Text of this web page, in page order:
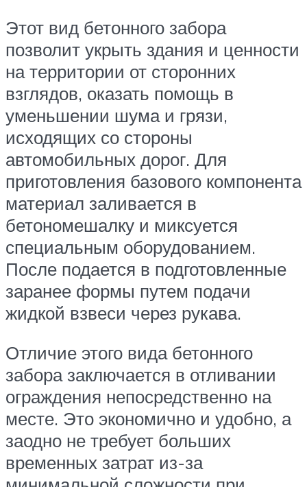
Этот вид бетонного забора
позволит укрыть здания и ценности
на территории от сторонних
взглядов, оказать помощь в
уменьшении шума и грязи,
исходящих со стороны
автомобильных дорог. Для
приготовления базового компонента
материал заливается в
бетономешалку и миксуется
специальным оборудованием.
После подается в подготовленные
заранее формы путем подачи
жидкой взвеси через рукава.
Отличие этого вида бетонного
забора заключается в отливании
ограждения непосредственно на
месте. Это экономично и удобно, а
заодно не требует больших
временных затрат из-за